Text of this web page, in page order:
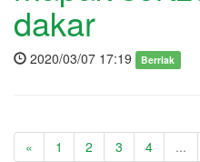
dakar
2020/03/07 17:19 Berriak
« 1 2 3 4 ...